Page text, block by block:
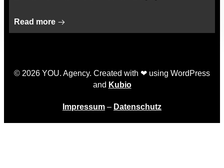
Read more
© 2026 YOU. Agency. Created with ❤ using WordPress
and Kubio
Impressum – Datenschutz